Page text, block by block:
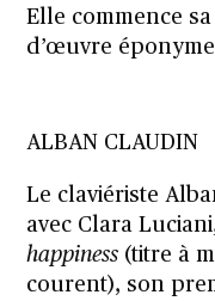
Elle commence
d’œuvre
ALBAN CLAUDIN
Le claviériste
avec Clara
happiness (titre à
courent), son